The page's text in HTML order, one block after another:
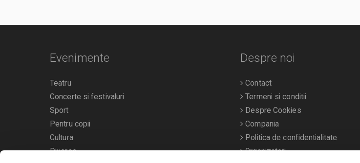
Evenimente
Teatru
Concerte si festivaluri
Sport
Pentru copii
Cultura
Diverse
Despre noi
Contact
Termeni si conditii
Despre Cookies
Compania
Politica de confidentialitate
Organizatori